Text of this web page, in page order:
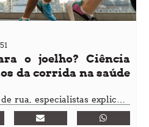
o joelho? Ciência
da corrida na saúde
rua, especialistas explicam
articulações e quando a dor